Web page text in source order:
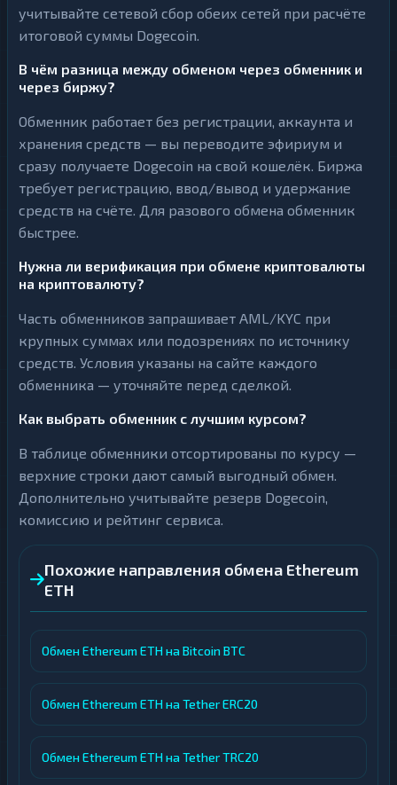
учитывайте сетевой сбор обеих сетей при расчёте
итоговой суммы Dogecoin.
В чём разница между обменом через обменник и
через биржу?
Обменник работает без регистрации, аккаунта и
хранения средств — вы переводите эфириум и
сразу получаете Dogecoin на свой кошелёк. Биржа
требует регистрацию, ввод/вывод и удержание
средств на счёте. Для разового обмена обменник
быстрее.
Нужна ли верификация при обмене криптовалюты
на криптовалюту?
Часть обменников запрашивает AML/KYC при
крупных суммах или подозрениях по источнику
средств. Условия указаны на сайте каждого
обменника — уточняйте перед сделкой.
Как выбрать обменник с лучшим курсом?
В таблице обменники отсортированы по курсу —
верхние строки дают самый выгодный обмен.
Дополнительно учитывайте резерв Dogecoin,
комиссию и рейтинг сервиса.
Похожие направления обмена Ethereum
ETH
Обмен Ethereum ETH на Bitcoin BTC
Обмен Ethereum ETH на Tether ERC20
Обмен Ethereum ETH на Tether TRC20